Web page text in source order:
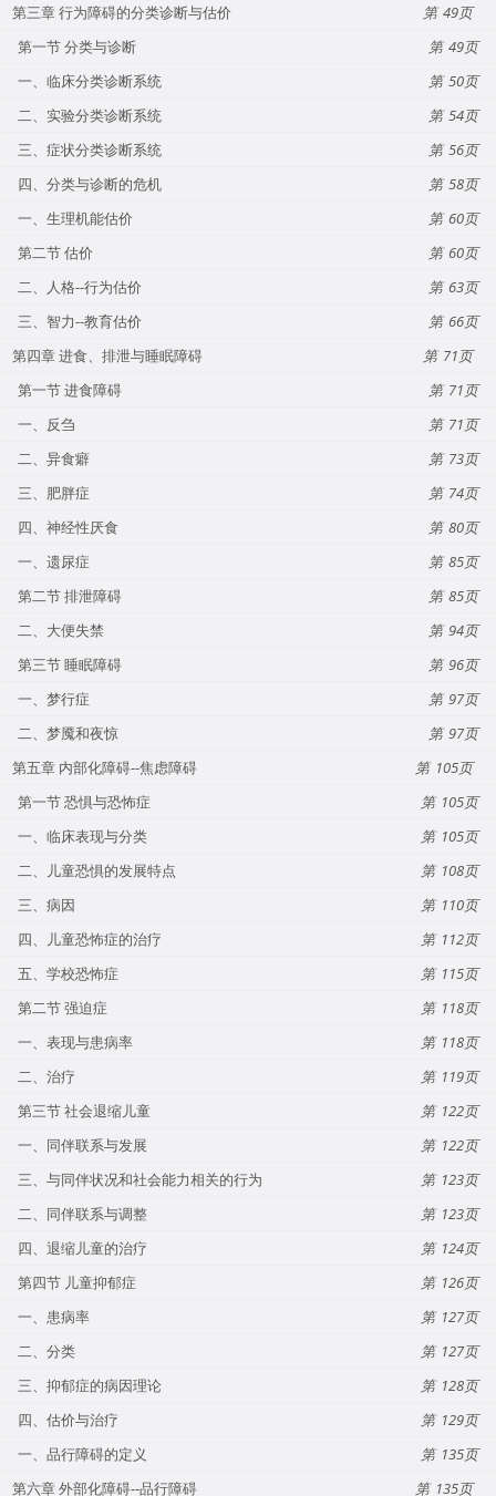
第三章 行为障碍的分类诊断与估价
49
第一节 分类与诊断
49
一、临床分类诊断系统
50
二、实验分类诊断系统
54
三、症状分类诊断系统
56
四、分类与诊断的危机
58
一、生理机能估价
60
第二节 估价
60
二、人格--行为估价
63
三、智力--教育估价
66
第四章 进食、排泄与睡眠障碍
71
第一节 进食障碍
71
一、反刍
71
二、异食癖
73
三、肥胖症
74
四、神经性厌食
80
一、遗尿症
85
第二节 排泄障碍
85
二、大便失禁
94
第三节 睡眠障碍
96
一、梦行症
97
二、梦魇和夜惊
97
第五章 内部化障碍--焦虑障碍
105
第一节 恐惧与恐怖症
105
一、临床表现与分类
105
二、儿童恐惧的发展特点
108
三、病因
110
四、儿童恐怖症的治疗
112
五、学校恐怖症
115
第二节 强迫症
118
一、表现与患病率
118
二、治疗
119
第三节 社会退缩儿童
122
一、同伴联系与发展
122
三、与同伴状况和社会能力相关的行为
123
二、同伴联系与调整
123
四、退缩儿童的治疗
124
第四节 儿童抑郁症
126
一、患病率
127
二、分类
127
三、抑郁症的病因理论
128
四、估价与治疗
129
一、品行障碍的定义
135
第六章 外部化障碍--品行障碍
135